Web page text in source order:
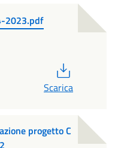
2023.pdf
Scarica
progetto C